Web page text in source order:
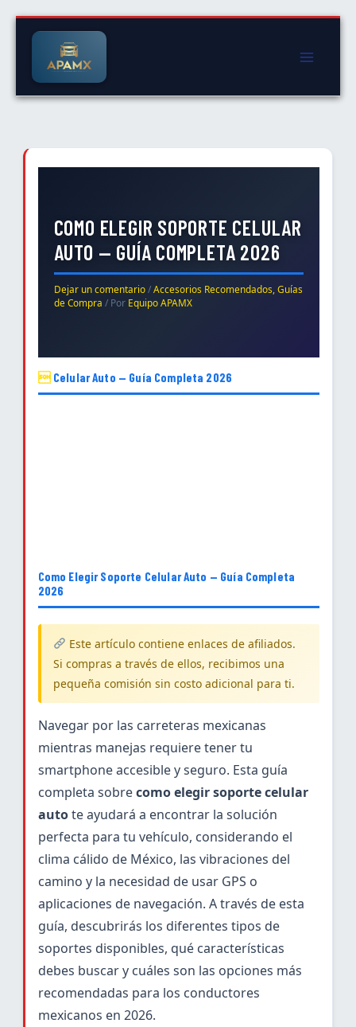
contenido
COMO ELEGIR SOPORTE CELULAR
AUTO — GUÍA COMPLETA 2026
Dejar un comentario /Accesorios Recomendados Guías
de Compra / Por Equipo APAMX
Celular Auto — Guía Completa 2026
Como Elegir Soporte Celular Auto — Guía Completa
2026
Este artículo contiene enlaces de afiliados.
Si compras a través de ellos, recibimos una
pequeña comisión sin costo adicional para ti.
Navegar por las carreteras mexicanas
mientras manejas requiere tener tu
smartphone accesible y seguro. Esta guía
completa sobrecomo elegir soporte celular
autote ayudará a encontrar la solución
perfecta para tu vehículo, considerando el
clima cálido de México, las vibraciones del
camino y la necesidad de usar GPS o
aplicaciones de navegación. A través de esta
guía, descubrirás los diferentes tipos de
soportes disponibles, qué características
debes buscar y cuáles son las opciones más
recomendadas para los conductores
mexicanos en 2026.